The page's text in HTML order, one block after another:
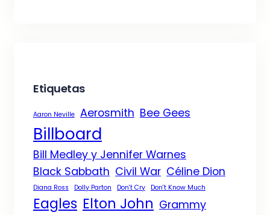
Etiquetas
Aaron Neville Aerosmith Bee Gees
Billboard
Bill Medley y Jennifer Warnes
Black Sabbath Civil War Céline Dion
Diana Ross Dolly Parton Don't Cry Don't Know Much
Eagles Elton John Grammy